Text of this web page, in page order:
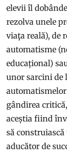
elevii îl
rezolva unele
viaţa reală), de
automatisme
educațional)
unor sarcini de
gândirea
aceștia fiind
să
aducător de